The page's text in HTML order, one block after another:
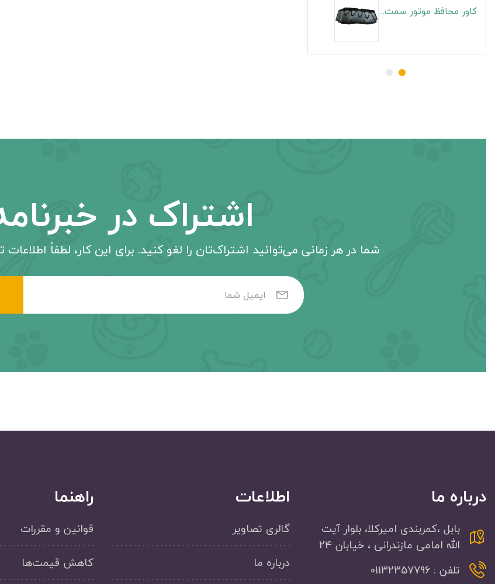
کاور محافظ موتور سمت چپ J4
اشتراک در
شما در هر زمانی می‌توانید اشتراک‌تان را لغو کنید. برای این کار، لطفاً
درباره ما
بابل ،کمربندی امیرکلا، بلوار آیت
الله امامی مازندرانی ، خیابان 24
تلفن : 01132357796
اطلاعات
گالری تصاویر
درباره ما
راهنما
قوانین و مقررات
کاهش قیمت‌ها